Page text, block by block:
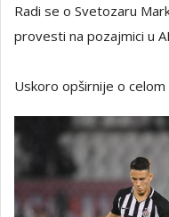
Radi se o Svetozaru
provesti na pozajmici u
Uskoro opširnije o celom